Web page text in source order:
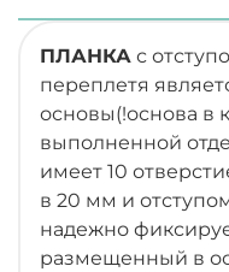
ПЛАНКА с
переплетя
основы(!основа в
выполненной
имеет 10
в 20 мм и
надежно
размещенный в